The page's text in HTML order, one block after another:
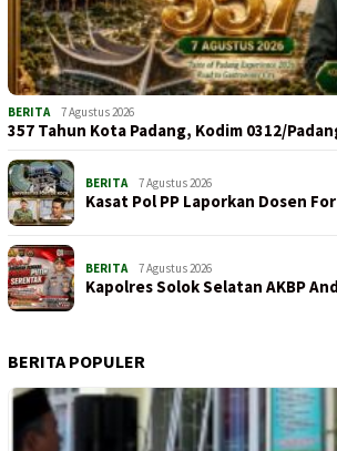
BERITA 7 Agustus 2026
357 Tahun Kota Padang, Kodim 0312/
BERITA 7 Agustus 2026
Kasat Pol PP Laporkan Dosen
BERITA 7 Agustus 2026
Kapolres Solok Selatan AKBP
BERITA POPULER